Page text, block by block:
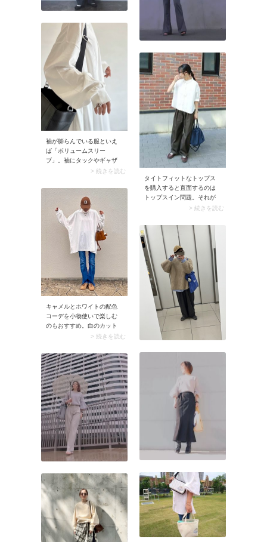
袖が膨らんでいる服といえ
ば「ボリュームスリー
ブ」。袖にタックやギャザ
ーを施すことでボリューム
す。ちなみにボリュームス
リーブは特定のデザインで
はなく、ふわりと膨らませ
た袖の総称。袖山や袖口に
量感を集めたり、ニットや
アウターに使われていたり
と、バリエーションはさま
ざまです。
> 続きを読む
タイトフィットなトップス
を購入すると直面するのは
トップスイン問題。それが
原因で朝のボトム選びに時
せんか？そんな方におすす
めなのが、裾出しがきれい
に見えるトップス。例えば
ボックスシルエットのプレ
ーンな白シャツは最適。タ
ックワイドパンツとシンプ
ルに合わせるだけでバラン
スよく仕上がります。
> 続きを読む
キャメルとホワイトの配色
コーデを小物使いで楽しむ
のもおすすめ。白のカット
ソーにデニムパンツを合わ
キャメルのバッグをプラス
すれば品のよさが漂う大人
カジュアルに。服自体はカ
ジュアルでもラフに見えす
ぎないのは、キャメル×ホワ
イトならではの配色マジッ
クです。
> 続きを読む